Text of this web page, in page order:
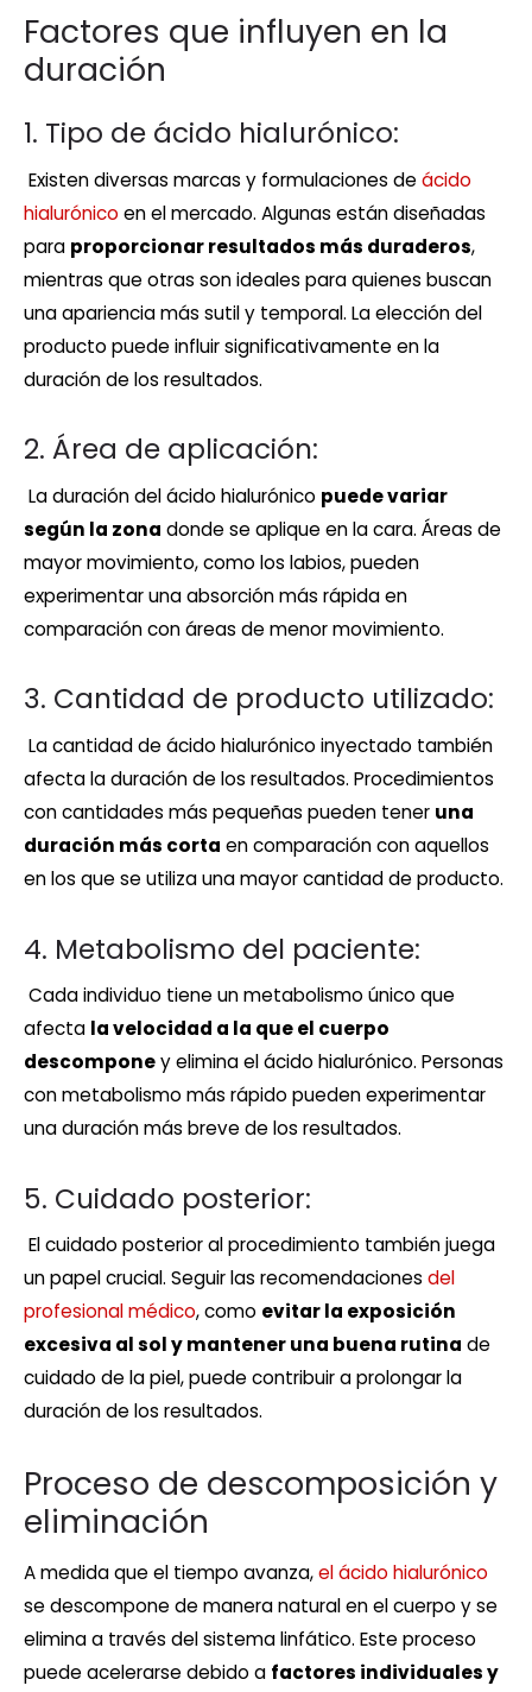
Factores que influyen en la
duración
1. Tipo de ácido hialurónico:
Existen diversas marcas y formulaciones de ácido
hialurónico en el mercado. Algunas están diseñadas
para proporcionar resultados más duraderos,
mientras que otras son ideales para quienes buscan
una apariencia más sutil y temporal. La elección del
producto puede influir significativamente en la
duración de los resultados.
2. Área de aplicación:
La duración del ácido hialurónico puede variar
según la zona donde se aplique en la cara. Áreas de
mayor movimiento, como los labios, pueden
experimentar una absorción más rápida en
comparación con áreas de menor movimiento.
3. Cantidad de producto utilizado:
La cantidad de ácido hialurónico inyectado también
afecta la duración de los resultados. Procedimientos
con cantidades más pequeñas pueden tener una
duración más corta en comparación con aquellos
en los que se utiliza una mayor cantidad de producto.
4. Metabolismo del paciente:
Cada individuo tiene un metabolismo único que
afecta la velocidad a la que el cuerpo
descomponey elimina el ácido hialurónico. Personas
con metabolismo más rápido pueden experimentar
una duración más breve de los resultados.
5. Cuidado posterior:
El cuidado posterior al procedimiento también juega
un papel crucial. Seguir las recomendaciones del
profesional médico, como evitar la exposición
excesiva al sol y mantener una buena rutina de
cuidado de la piel, puede contribuir a prolongar la
duración de los resultados.
Proceso de descomposición y
eliminación
A medida que el tiempo avanza,el ácido hialurónico
se descompone de manera natural en el cuerpo y se
elimina a través del sistema linfático. Este proceso
puede acelerarse debido a factores individuales y